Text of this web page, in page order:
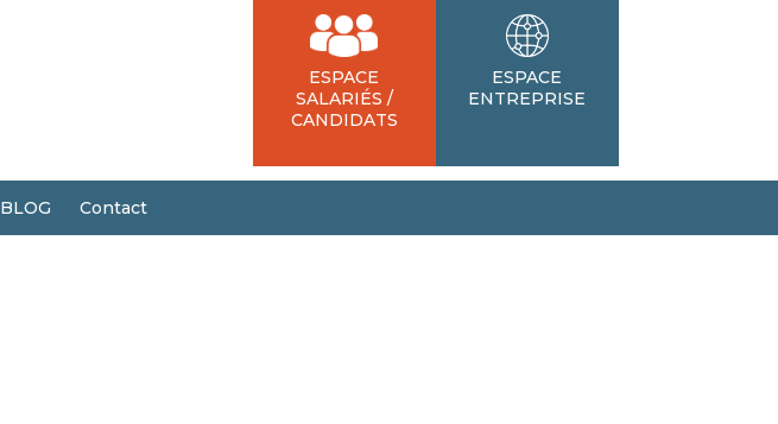
ESPACE
SALARIÉS /
CANDIDATS
ESPACE
ENTREPRISE
BLOG Contact